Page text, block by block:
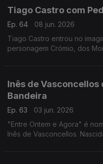
Tiago Castro com
Ep. 64
08 jun. 2026
Tiago Castro entrou no
personagem Crómio, dos
Inês de Vasconcellos
Bandeira
Ep. 63
03 jun. 2026
"Entre Ontem e Agora" é
Inês de Vasconcellos.